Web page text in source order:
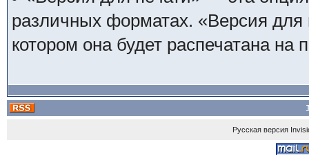
различных форматах. «Версия для
котором она будет распечатана на
Русская версия